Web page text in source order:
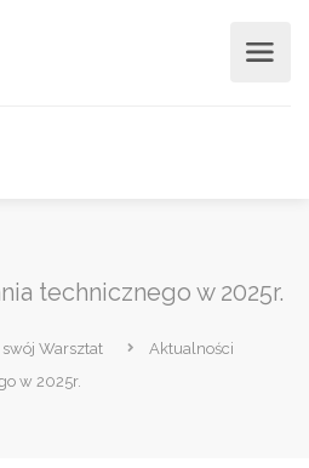
technicznego w 2025r.
Warsztat
Aktualności
w 2025r.